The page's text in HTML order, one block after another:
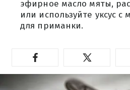
эфирное масло мяты,
или используйте уксус
для приманки.